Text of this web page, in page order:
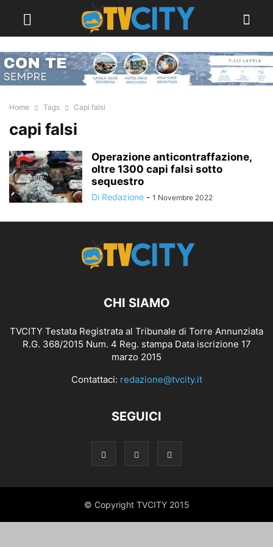
Home Tags Capi falsi
capi falsi
Operazione anticontraffazione,
oltre 1300 capi falsi sotto
sequestro
Di Redazione - 1 Novembre 2022
CHI SIAMO
TVCITY Testata Registrata al Tribunale di Torre Annunziata
R.G. 368/2015 Num. 4 Reg. stampa Data iscrizione 17
marzo 2015
Contattaci: redazione@tvcity.it
SEGUICI
© Copyright TVCITY 2015